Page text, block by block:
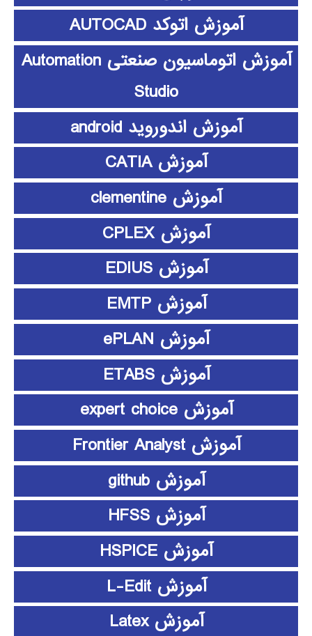
آموزش اتوکد AUTOCAD
آموزش اتوماسیون صنعتی Automation
Studio
آموزش اندوروید android
آموزش CATIA
آموزش clementine
آموزش CPLEX
آموزش EDIUS
آموزش EMTP
آموزش ePLAN
آموزش ETABS
آموزش expert choice
آموزش Frontier Analyst
آموزش github
آموزش HFSS
آموزش HSPICE
آموزش L-Edit
آموزش Latex